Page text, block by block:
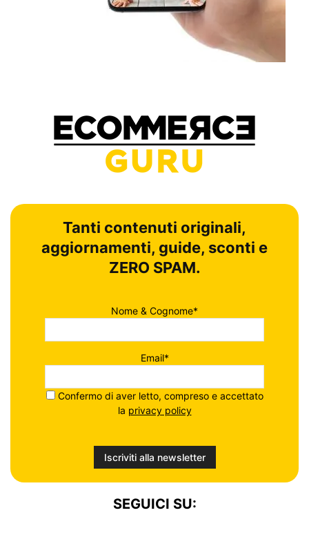
Tanti contenuti originali,
aggiornamenti, guide, sconti e
ZERO SPAM.
Nome & Cognome*
Email*
Confermo di aver letto, compreso e accettato
la privacy policy
SEGUICI SU: